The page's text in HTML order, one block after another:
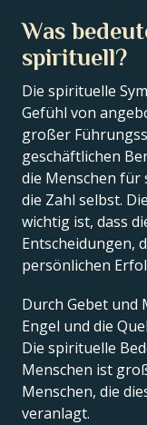
Was
spirituell?
Die spirituelle
Gefühl von
großer
geschäftlichen
die Menschen für
die Zahl selbst.
wichtig ist, dass
Entscheidungen,
persönlichen
Durch Gebet und
Engel und die
Die spirituelle
Menschen ist
Menschen, die
veranlagt.